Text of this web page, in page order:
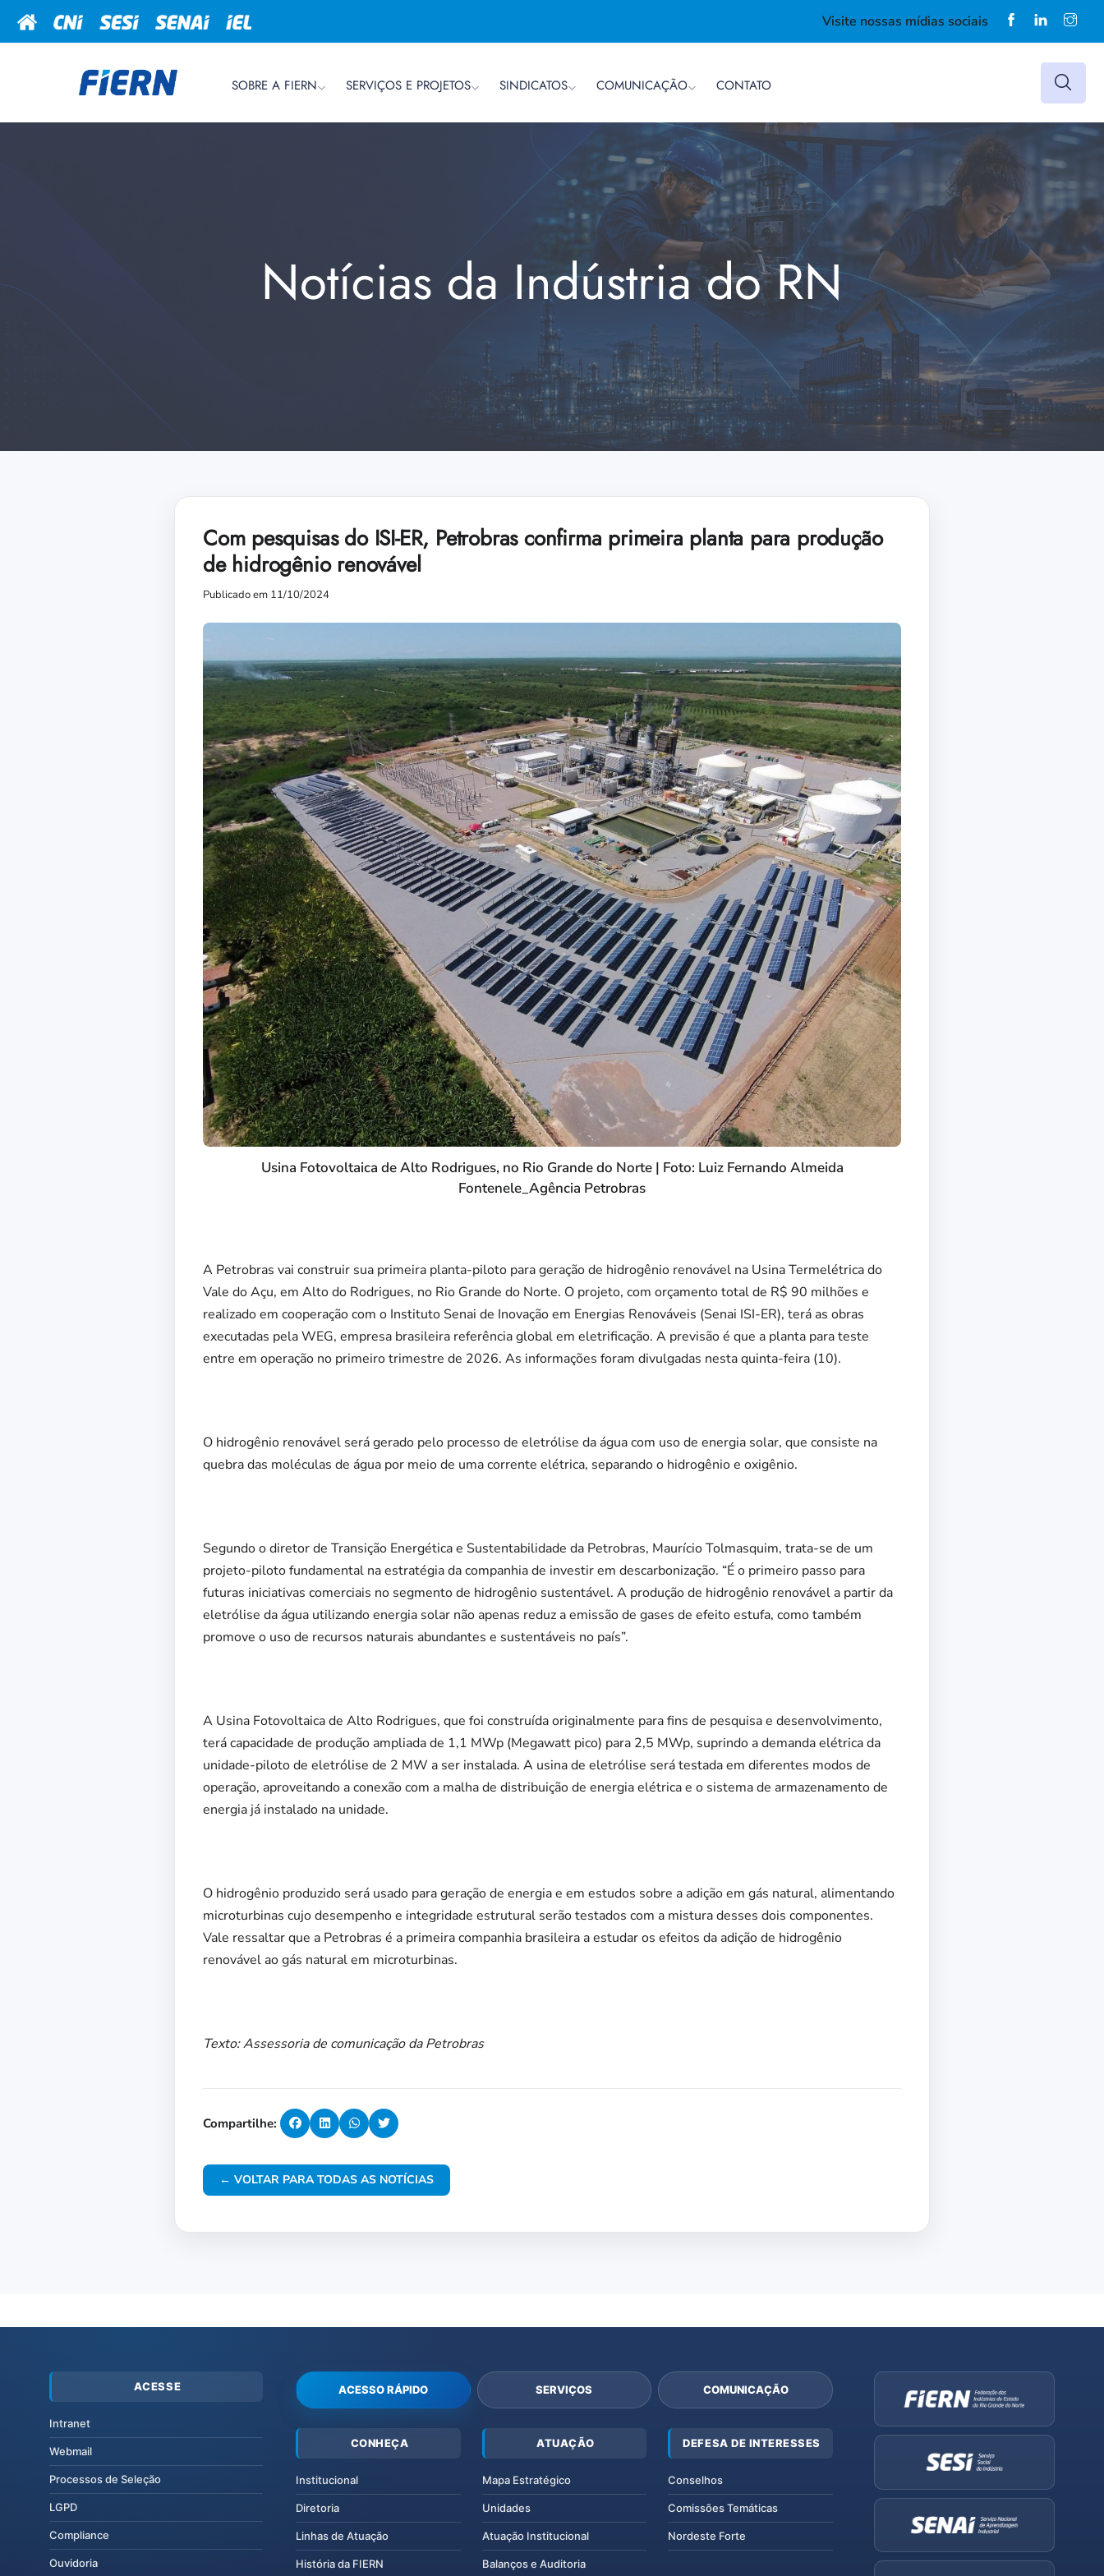
Visite nossas mídias sociais
SOBRE A FIERN SERVIÇOS E PROJETOS SINDICATOS COMUNICAÇÃO CONTATO
Notícias da Indústria do RN
Com pesquisas do ISI-ER, Petrobras confirma primeira planta para produção
de hidrogênio renovável
Publicado em 11/10/2024
Usina Fotovoltaica de Alto Rodrigues, no Rio Grande do Norte | Foto: Luiz Fernando Almeida
Fontenele_Agência Petrobras
A Petrobras vai construir sua primeira planta-piloto para geração de hidrogênio renovável na Usina Termelétrica do
Vale do Açu, em Alto do Rodrigues, no Rio Grande do Norte. O projeto, com orçamento total de R$ 90 milhões e
realizado em cooperação com o Instituto Senai de Inovação em Energias Renováveis (Senai ISI-ER), terá as obras
executadas pela WEG, empresa brasileira referência global em eletrificação. A previsão é que a planta para teste
entre em operação no primeiro trimestre de 2026. As informações foram divulgadas nesta quinta-feira (10).
O hidrogênio renovável será gerado pelo processo de eletrólise da água com uso de energia solar, que consiste na
quebra das moléculas de água por meio de uma corrente elétrica, separando o hidrogênio e oxigênio.
Segundo o diretor de Transição Energética e Sustentabilidade da Petrobras, Maurício Tolmasquim, trata-se de um
projeto-piloto fundamental na estratégia da companhia de investir em descarbonização. “É o primeiro passo para
futuras iniciativas comerciais no segmento de hidrogênio sustentável. A produção de hidrogênio renovável a partir da
eletrólise da água utilizando energia solar não apenas reduz a emissão de gases de efeito estufa, como também
promove o uso de recursos naturais abundantes e sustentáveis no país”.
A Usina Fotovoltaica de Alto Rodrigues, que foi construída originalmente para fins de pesquisa e desenvolvimento,
terá capacidade de produção ampliada de 1,1 MWp (Megawatt pico) para 2,5 MWp, suprindo a demanda elétrica da
unidade-piloto de eletrólise de 2 MW a ser instalada. A usina de eletrólise será testada em diferentes modos de
operação, aproveitando a conexão com a malha de distribuição de energia elétrica e o sistema de armazenamento de
energia já instalado na unidade.
O hidrogênio produzido será usado para geração de energia e em estudos sobre a adição em gás natural, alimentando
microturbinas cujo desempenho e integridade estrutural serão testados com a mistura desses dois componentes.
Vale ressaltar que a Petrobras é a primeira companhia brasileira a estudar os efeitos da adição de hidrogênio
renovável ao gás natural em microturbinas.
Texto: Assessoria de comunicação da Petrobras
Compartilhe:
← VOLTAR PARA TODAS AS NOTÍCIAS
ACESSE
Intranet
Webmail
Processos de Seleção
LGPD
Compliance
Ouvidoria
ACESSO RÁPIDO SERVIÇOS COMUNICAÇÃO
CONHEÇA
Institucional
Diretoria
Linhas de Atuação
História da FIERN
ATUAÇÃO
Mapa Estratégico
Unidades
Atuação Institucional
Balanços e Auditoria
DEFESA DE INTERESSES
Conselhos
Comissões Temáticas
Nordeste Forte